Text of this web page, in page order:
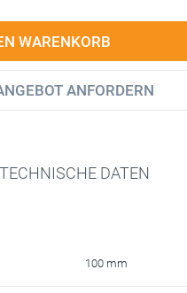
WARENKORB
ANFORDERN
TECHNISCHE DATEN
100 mm